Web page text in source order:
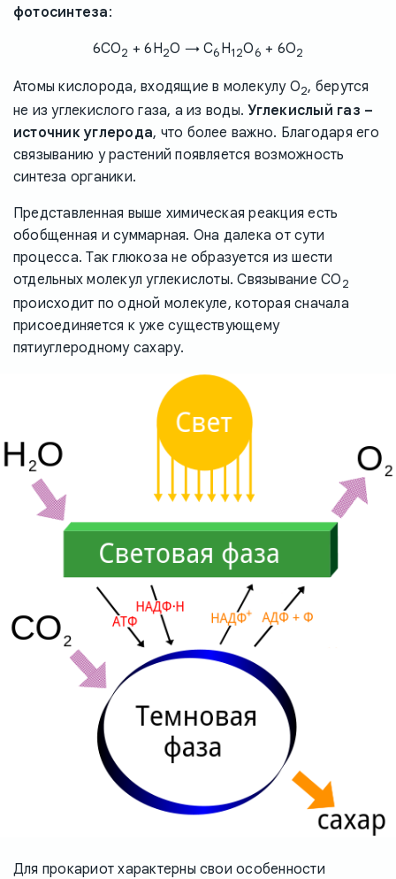
фотосинтеза:
6CO2 + 6H2O → C6H12O6 + 6O2
Атомы кислорода, входящие в молекулу O2, берутся
не из углекислого газа, а из воды.Углекислый газ –
источник углерода, что более важно. Благодаря его
связыванию у растений появляется возможность
синтеза органики.
Представленная выше химическая реакция есть
обобщенная и суммарная. Она далека от сути
процесса. Так глюкоза не образуется из шести
отдельных молекул углекислоты. Связывание CO2
происходит по одной молекуле, которая сначала
присоединяется к уже существующему
пятиуглеродному сахару.
Для прокариот характерны свои особенности